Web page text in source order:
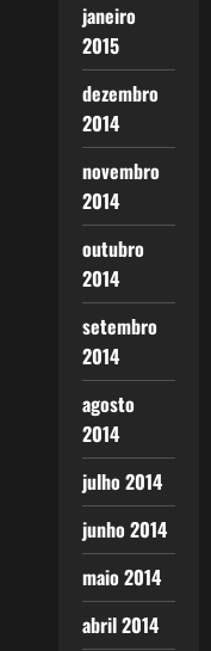
janeiro
2015
dezembro
2014
novembro
2014
outubro
2014
setembro
2014
agosto
2014
julho 2014
junho 2014
maio 2014
abril 2014